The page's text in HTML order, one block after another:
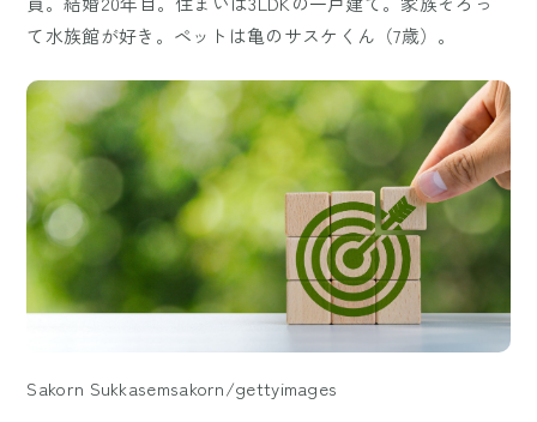
て水族館が好き。ペットは亀のサスケくん（7歳）。
Sakorn Sukkasemsakorn/gettyimages